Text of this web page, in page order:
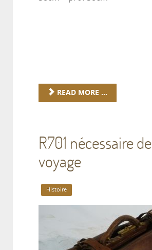
READ MORE ...
R701 nécessaire de
voyage
Histoire